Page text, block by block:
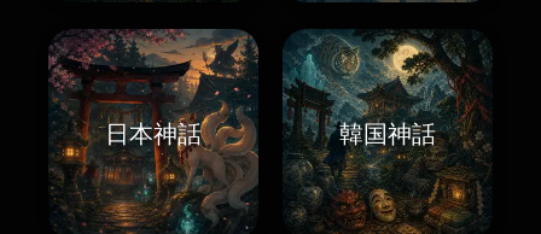
日本神話 韓国神話